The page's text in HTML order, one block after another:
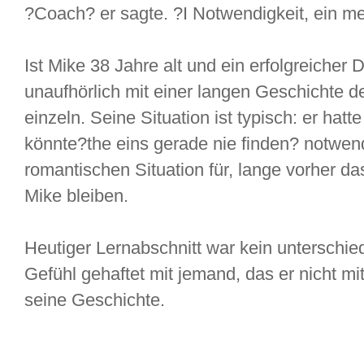
?Coach? er sagte. ?I Notwendigkeit, ein
Ist Mike 38 Jahre alt und ein erfolgreicher
unaufhörlich mit einer langen Geschichte
einzeln. Seine Situation ist typisch: er
könnte?the eins gerade nie finden?
romantischen Situation für, lange vorher
Mike bleiben.
Heutiger Lernabschnitt war kein
Gefühl gehaftet mit jemand, das er nicht
seine Geschichte.